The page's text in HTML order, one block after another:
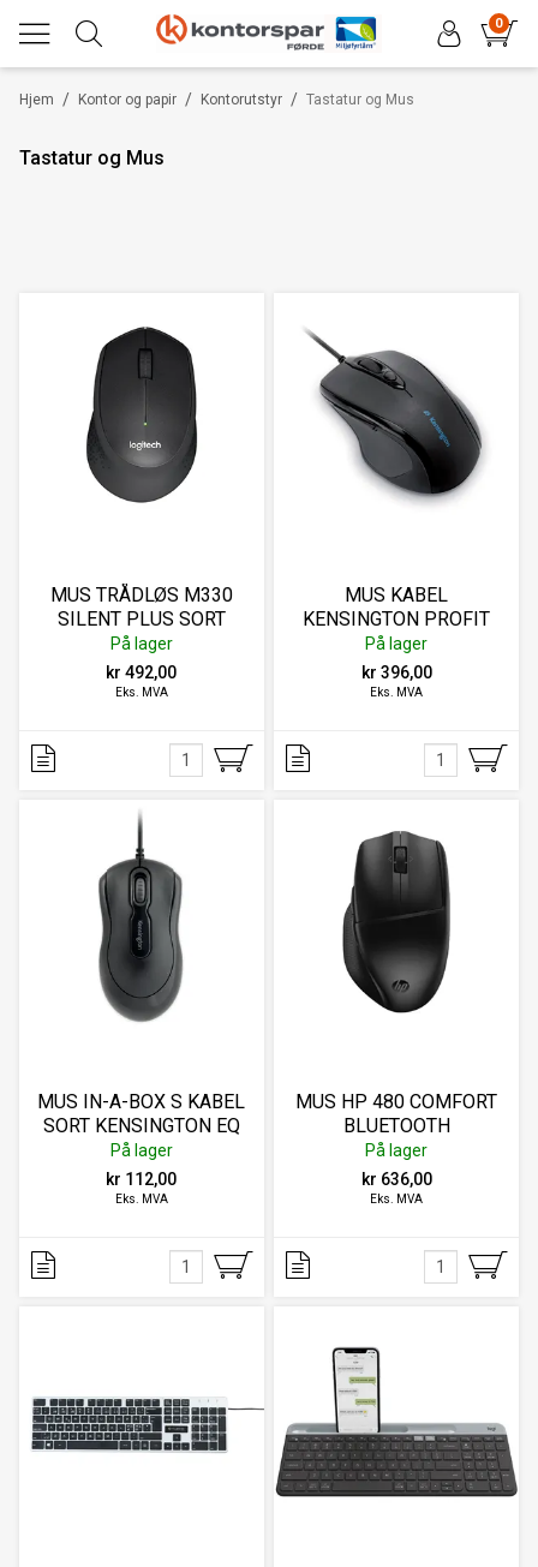
0
/
Hjem /
Kontor og papir /
Kontorutstyr Tastatur og Mus
Tastatur og Mus
MUS TRÅDLØS M330
SILENT PLUS SORT
LOGITECH
På lager
kr 492,00
Eks. MVA
MUS KABEL
KENSINGTON PROFIT
MIDSIZE SORT
På lager
kr 396,00
Eks. MVA
MUS IN-A-BOX S KABEL
SORT KENSINGTON EQ
På lager
kr 112,00
Eks. MVA
MUS HP 480 COMFORT
BLUETOOTH
På lager
kr 636,00
Eks. MVA